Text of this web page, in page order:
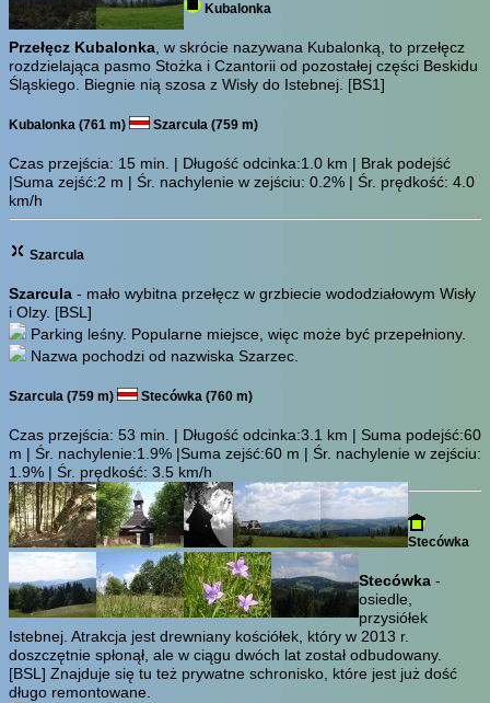
Kubalonka
Przełęcz Kubalonka, w skrócie nazywana Kubalonką, to przełęcz
rozdzielająca pasmo Stożka i Czantorii od pozostałej części Beskidu
Śląskiego. Biegnie nią szosa z Wisły do Istebnej. [BS1]
Kubalonka (761 m) Szarcula (759 m)
Czas przejścia: 15 min. | Długość odcinka:1.0 km | Brak podejść
|Suma zejść:2 m | Śr. nachylenie w zejściu: 0.2% | Śr. prędkość: 4.0
km/h
Szarcula
Szarcula - mało wybitna przełęcz w grzbiecie wododziałowym Wisły
i Olzy. [BSL]
Parking leśny. Popularne miejsce, więc może być przepełniony.
Nazwa pochodzi od nazwiska Szarzec.
Szarcula (759 m) Stecówka (760 m)
Czas przejścia: 53 min. | Długość odcinka:3.1 km | Suma podejść:60
m | Śr. nachylenie:1.9% |Suma zejść:60 m | Śr. nachylenie w zejściu:
1.9% | Śr. prędkość: 3.5 km/h
Stecówka
Stecówka -
osiedle,
przysiółek
Istebnej. Atrakcja jest drewniany kościółek, który w 2013 r.
doszczętnie spłonął, ale w ciągu dwóch lat został odbudowany.
[BSL] Znajduje się tu też prywatne schronisko, które jest już dość
długo remontowane.